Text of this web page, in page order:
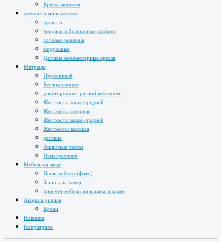
Кресла-кровати
детские и молодежные
кровати
чердаки и 2х ярусные кровати
готовые решения
модульные
Детские компьютерные кресла
Матрацы
Пружинный
Беспружинные
двусторонние: разной жесткости
Жесткость: ниже средней
Жесткость: средняя
Жесткость: выше средней
Жесткость: высокая
детские
Защитные чехлы
Наматрасники
Мебель на заказ
Наши работы (фото)
Запись на замер
просчет мебели по вашим эскизам
Акции и уценка
Кухни
Новинки
Популярное